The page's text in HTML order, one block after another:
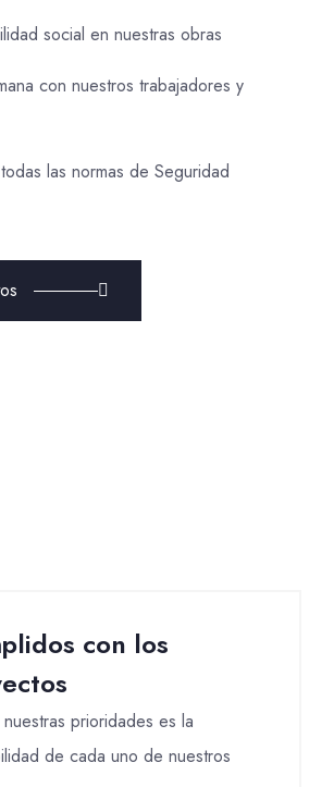
social en nuestras obras
con nuestros trabajadores y
las normas de Seguridad
con los
prioridades es la
de cada uno de nuestros